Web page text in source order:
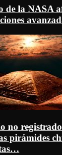
de la NASA
no
pirámides